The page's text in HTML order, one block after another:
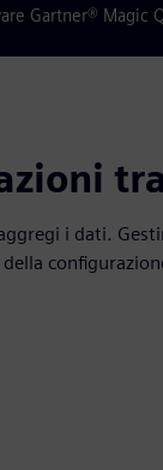
Gartner® Magic
i dati.